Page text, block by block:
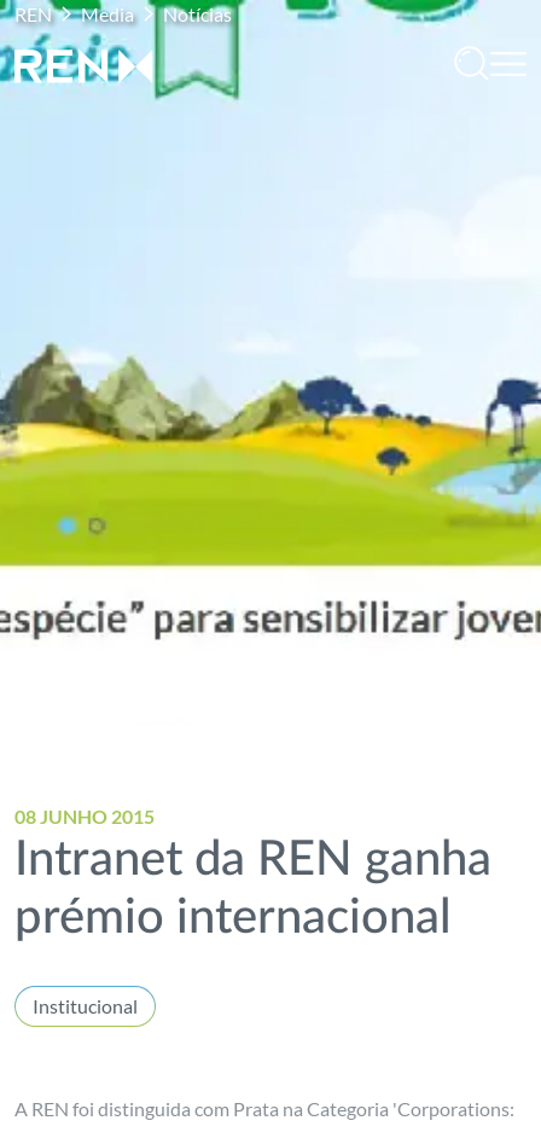
REN Media Notícias
08 JUNHO 2015
Intranet da REN ganha
prémio internacional
Institucional
A REN foi distinguida com Prata na Categoria 'Corporations: